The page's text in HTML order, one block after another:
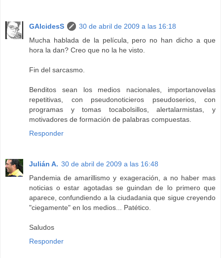
GAlcidesS
30 de abril de 2009 a las 16:18
Mucha hablada de la película, pero no han dicho a que
hora la dan? Creo que no la he visto.
Fin del sarcasmo.
Benditos sean los medios nacionales, importanovelas
repetitivas, con pseudonoticieros pseudoserios, con
programas y tomas tocabolsillos, alertalarmistas, y
motivadores de formación de palabras compuestas.
Responder
Julián A. 30 de abril de 2009 a las 16:48
Pandemia de amarillismo y exageración, a no haber mas
noticias o estar agotadas se guindan de lo primero que
aparece, confundiendo a la ciudadania que sigue creyendo
"ciegamente" en los medios... Patético.
Saludos
Responder